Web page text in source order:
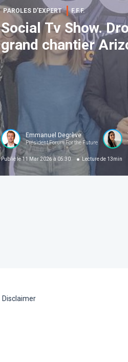
PAROLES D’EXPERT F.F.F.
Social Tv Show. Droit social 2026: le
grand chantier
Emmanuel Degrève
Président Forum For the Future
Publié le11 Mar 2026 à 05:30 Lecture de 13min
disclaimer